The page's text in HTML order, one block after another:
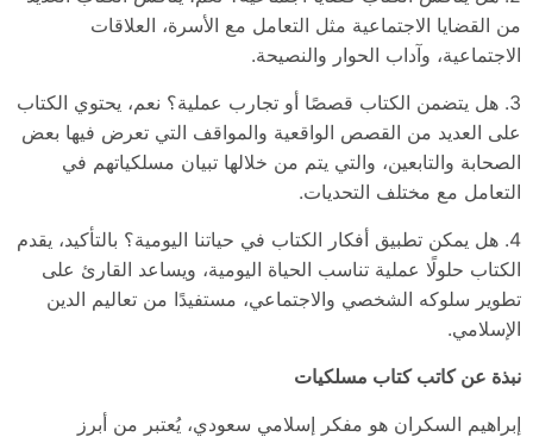
من القضايا الاجتماعية مثل التعامل مع الأسرة، العلاقات
الاجتماعية، وآداب الحوار والنصيحة.
3. هل يتضمن الكتاب قصصًا أو تجارب عملية؟ نعم، يحتوي الكتاب
على العديد من القصص الواقعية والمواقف التي تعرض فيها بعض
الصحابة والتابعين، والتي يتم من خلالها تبيان مسلكياتهم في
التعامل مع مختلف التحديات.
4. هل يمكن تطبيق أفكار الكتاب في حياتنا اليومية؟ بالتأكيد، يقدم
الكتاب حلولًا عملية تناسب الحياة اليومية، ويساعد القارئ على
تطوير سلوكه الشخصي والاجتماعي، مستفيدًا من تعاليم الدين
الإسلامي.
نبذة عن كاتب كتاب مسلكيات
إبراهيم السكران هو مفكر إسلامي سعودي، يُعتبر من أبرز